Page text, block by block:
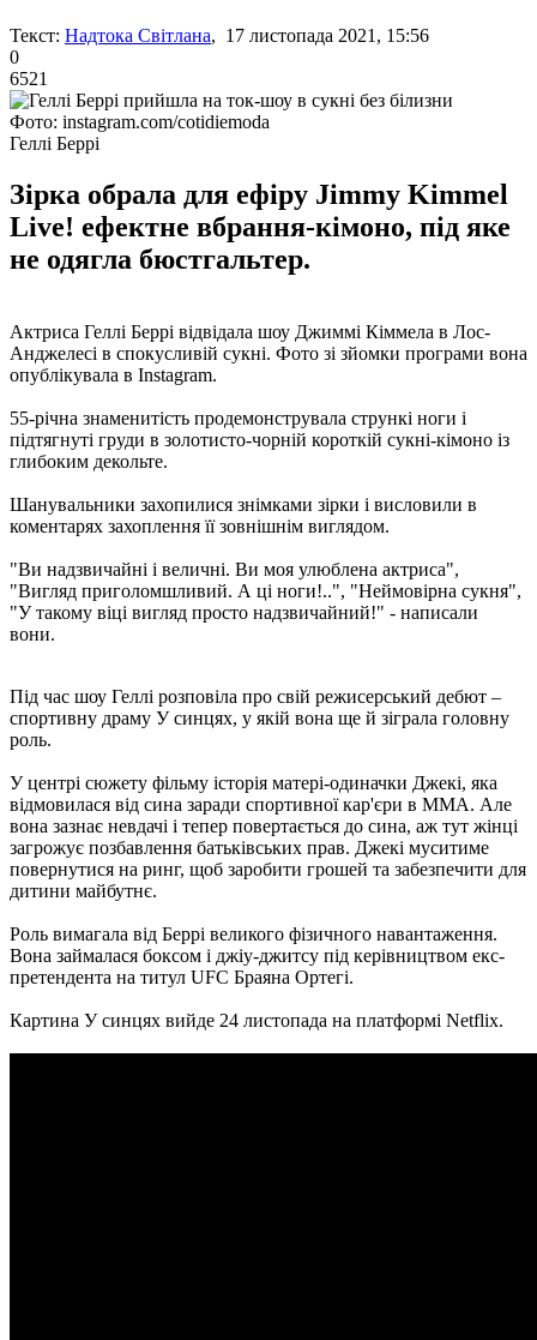
Текст: Надтока Світлана, 17 листопада 2021, 15:56
0
6521
Фото: instagram.com/cotidiemoda
Геллі Беррі
Зірка обрала для ефіру Jimmy Kimmel
Live! ефектне вбрання-кімоно, під яке
не одягла бюстгальтер.
Актриса Геллі Беррі відвідала шоу Джиммі Кіммела в Лос-
Анджелесі в спокусливій сукні. Фото зі зйомки програми вона
опублікувала в Instagram.
55-річна знаменитість продемонструвала стрункі ноги і
підтягнуті груди в золотисто-чорній короткій сукні-кімоно із
глибоким декольте.
Шанувальники захопилися знімками зірки і висловили в
коментарях захоплення її зовнішнім виглядом.
"Ви надзвичайні і величні. Ви моя улюблена актриса",
"Вигляд приголомшливий. А ці ноги!..", "Неймовірна сукня",
"У такому віці вигляд просто надзвичайний!" - написали
вони.
Під час шоу Геллі розповіла про свій режисерський дебют –
спортивну драму У синцях, у якій вона ще й зіграла головну
роль.
У центрі сюжету фільму історія матері-одиначки Джекі, яка
відмовилася від сина заради спортивної кар'єри в MMA. Але
вона зазнає невдачі і тепер повертається до сина, аж тут жінці
загрожує позбавлення батьківських прав. Джекі муситиме
повернутися на ринг, щоб заробити грошей та забезпечити для
дитини майбутнє.
Роль вимагала від Беррі великого фізичного навантаження.
Вона займалася боксом і джіу-джитсу під керівництвом екс-
претендента на титул UFC Браяна Ортегі.
Картина У синцях вийде 24 листопада на платформі Netflix.